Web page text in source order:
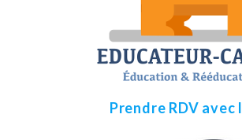
Prendre RDV avec